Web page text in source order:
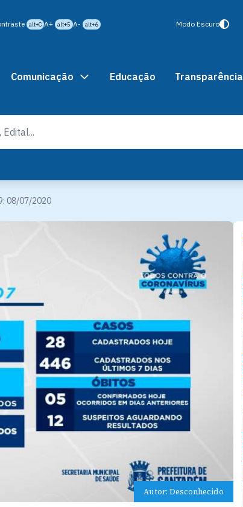
alt+C A+ alt+5 A- alt+6 Modo Escuro
Comunicação Educação Transparência
08/07/2020
Autor: Desconhecido